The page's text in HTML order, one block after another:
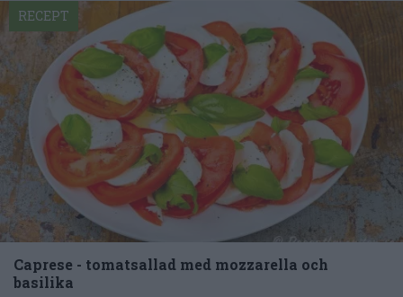
Caprese - tomatsallad med mozzarella och
basilika
RECEPT